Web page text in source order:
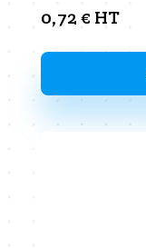
0,72€ HT